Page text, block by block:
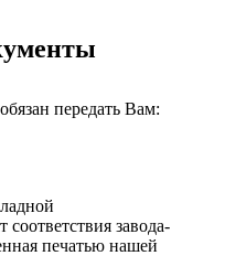
передать Вам:
соответствия завода-
печатью нашей